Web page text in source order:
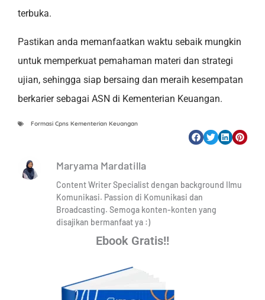
terbuka.
Pastikan anda memanfaatkan waktu sebaik mungkin
untuk memperkuat pemahaman materi dan strategi
ujian, sehingga siap bersaing dan meraih kesempatan
berkarier sebagai ASN di Kementerian Keuangan.
Formasi Cpns Kementerian Keuangan
Maryama Mardatilla
Content Writer Specialist dengan background Ilmu
Komunikasi. Passion di Komunikasi dan
Broadcasting. Semoga konten-konten yang
disajikan bermanfaat ya :)
Ebook Gratis!!